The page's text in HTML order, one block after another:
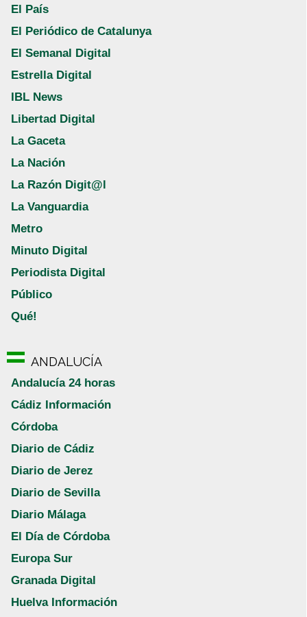
El País
El Periódico de Catalunya
El Semanal Digital
Estrella Digital
IBL News
Libertad Digital
La Gaceta
La Nación
La Razón Digit@l
La Vanguardia
Metro
Minuto Digital
Periodista Digital
Público
Qué!
ANDALUCÍA
Andalucía 24 horas
Cádiz Información
Córdoba
Diario de Cádiz
Diario de Jerez
Diario de Sevilla
Diario Málaga
El Día de Córdoba
Europa Sur
Granada Digital
Huelva Información